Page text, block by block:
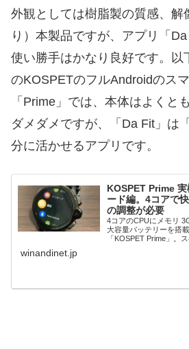
外観としては樹脂製の質感、解
り）本製品ですが、アプリ「
使い勝手はかなり良好です。以
のKOSPETのフルAndroidのス
「Prime」では、本体はよくと
ダメダメですが、「Da Fit」は
分に活かせるアプリです。
KOSPET Prime
ード編。4コアで
の調整が必要
4コアのCPUにメモリ
大容量バッテリーを搭
「KOSPET Prime」。
winandinet.jp